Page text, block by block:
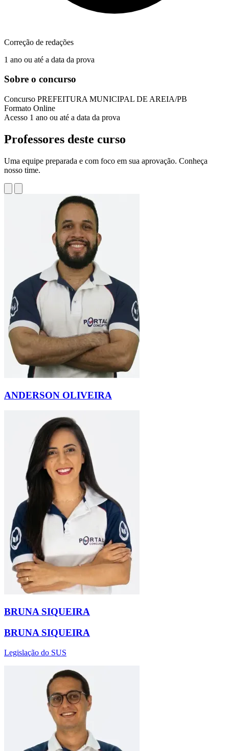
Correção de redações
1 ano ou até a data da prova
Sobre o concurso
Concurso PREFEITURA MUNICIPAL DE AREIA/PB
Formato Online
Acesso 1 ano ou até a data da prova
Professores deste curso
Uma equipe preparada e com foco em sua aprovação. Conheça
nosso time.
ANDERSON OLIVEIRA
BRUNA SIQUEIRA
BRUNA SIQUEIRA
Legislação do SUS